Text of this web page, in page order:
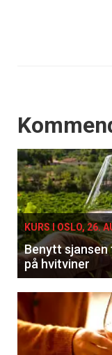
Events
KURS I OSLO, 26.
Benytt
på hvitviner